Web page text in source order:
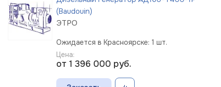
(Baudouin)
ЭТРО
Ожидается в Красноярске: 1 шт.
Цена:
от 1 396 000 руб.